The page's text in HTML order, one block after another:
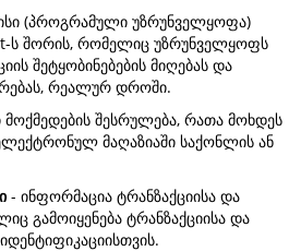
(პროგრამული უზრუნველყოფა)
ს შორის, რომელიც უზრუნველყოფს
შეტყობინებების მიღებას და
რეალურ დროში.
მოქმედების შესრულება, რათა მოხდეს
მაღაზიაში საქონლის ან
- ინფორმაცია ტრანზაქციისა და
გამოიყენება ტრანზაქციისა და